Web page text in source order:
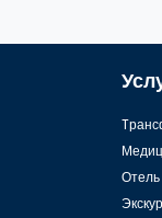
Отель